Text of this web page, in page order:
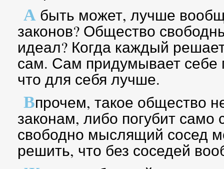
А быть может, лучше
законов? Общество
идеал? Когда каждый
сам. Сам придумывает себе
что для себя лучше.
Впрочем, такое общество
законам, либо погубит само
свободно мыслящий сосед
решить, что без соседей